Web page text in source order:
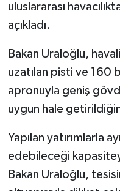
uluslararası
açıkladı.
Bakan Uraloğlu,
uzatılan pisti ve 160
apronuyla geniş
uygun hale
Yapılan yatırımlarla
edebileceği
Bakan Uraloğlu,